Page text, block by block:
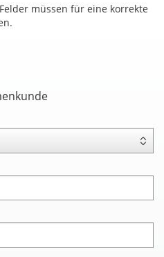
müssen für eine korrekte